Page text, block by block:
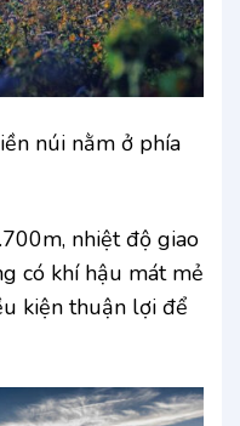
núi nằm ở phía
nhiệt độ giao
có khí hậu mát mẻ
kiện thuận lợi để